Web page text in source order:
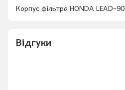
Корпус фільтра HONDA LEAD-90
Відгуки